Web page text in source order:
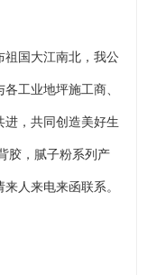
国大江南北，我公
工业地坪施工商、
进，共同创造美好生
胶，腻子粉系列产
人来电来函联系。